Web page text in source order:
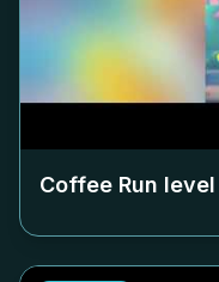
Coffee Run level